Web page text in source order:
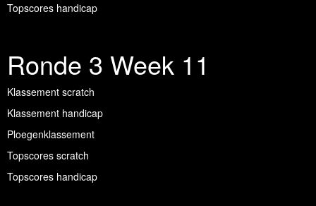
Topscores handicap
Ronde 3 Week 11
Klassement scratch
Klassement handicap
Ploegenklassement
Topscores scratch
Topscores handicap